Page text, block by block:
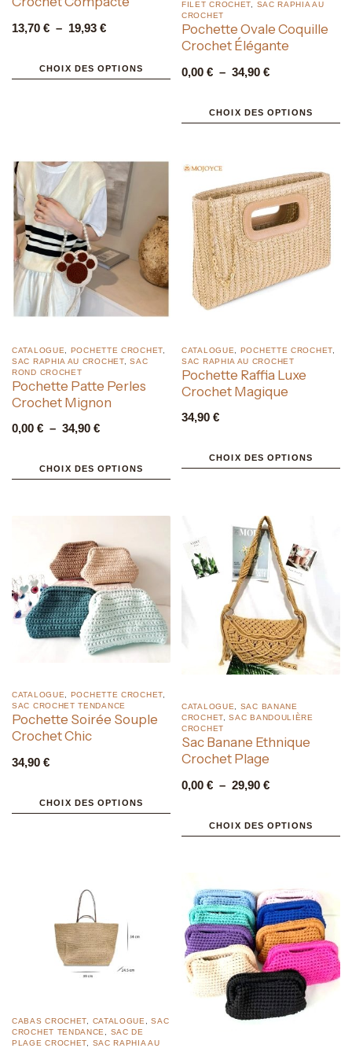
13,70 € – 19,93 €
CHOIX DES OPTIONS
FILET CROCHET
SAC RAPHIA AU
CROCHET
Pochette Ovale Coquille
Crochet Élégante
0,00 € – 34,90 €
CHOIX DES OPTIONS
CATALOGUE POCHETTE CROCHET,
SAC RAPHIA AU CROCHET,SAC
ROND CROCHET
Pochette Patte Perles
Crochet Mignon
0,00 € – 34,90 €
CHOIX DES OPTIONS
CATALOGUE POCHETTE CROCHET,
SAC RAPHIA AU CROCHET
Pochette Raffia Luxe
Crochet Magique
34,90 €
CHOIX DES OPTIONS
CATALOGUE POCHETTE CROCHET,
SAC CROCHET TENDANCE
Pochette Soirée Souple
Crochet Chic
34,90 €
CHOIX DES OPTIONS
CATALOGUE
SAC BANANE
CROCHET,SAC BANDOULIÈRE
CROCHET
Sac Banane Ethnique
Crochet Plage
0,00 € – 29,90 €
CHOIX DES OPTIONS
CABAS CROCHET CATALOGUE ,SAC
CROCHET TENDANCE
SAC DE
PLAGE CROCHET
SAC RAPHIA AU